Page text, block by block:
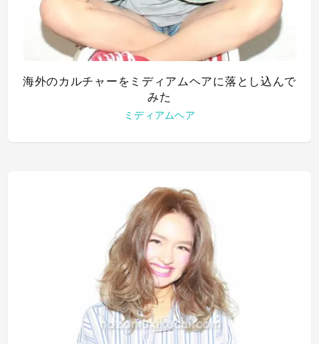
海外のカルチャーをミディアムヘアに落とし込んで
みた
ミディアムヘア